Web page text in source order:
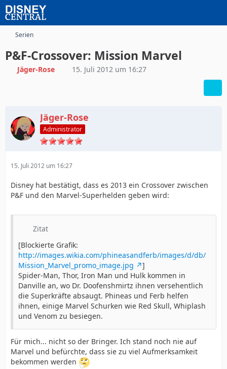
Serien
P&F-Crossover: Mission Marvel
Jäger-Rose 15. Juli 2012 um 16:27
Jäger-Rose
Administrator
15. Juli 2012 um 16:27
Disney hat bestätigt, dass es 2013 ein Crossover zwischen
P&F und den Marvel-Superhelden geben wird:
Zitat
[Blockierte Grafik:
http://images.wikia.com/phineasandferb/images/d/db/
Mission_Marvel_promo_image.jpg
]
Spider-Man, Thor, Iron Man und Hulk kommen in
Danville an, wo Dr. Doofenshmirtz ihnen versehentlich
die Superkräfte absaugt. Phineas und Ferb helfen
ihnen, einige Marvel Schurken wie Red Skull, Whiplash
und Venom zu besiegen.
Für mich... nicht so der Bringer. Ich stand noch nie auf
Marvel und befürchte, dass sie zu viel Aufmerksamkeit
bekommen werden